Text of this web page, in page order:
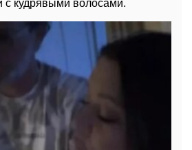
с кудрявыми волосами.